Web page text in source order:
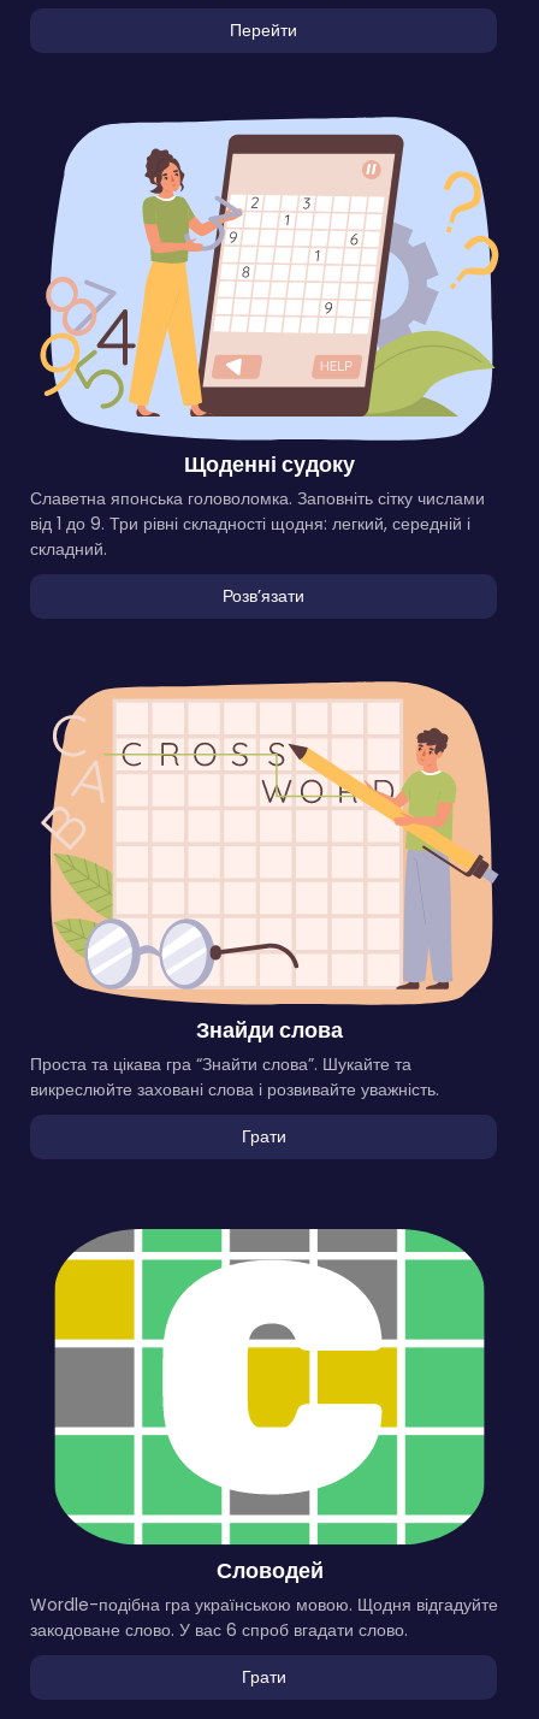
Перейти
Щоденні судоку
Славетна японська головоломка. Заповніть сітку числами
від 1 до 9. Три рівні складності щодня: легкий, середній і
складний.
Розвʼязати
Знайди слова
Проста та цікава гра “Знайти слова”. Шукайте та
викреслюйте заховані слова і розвивайте уважність.
Грати
Словодей
Wordle-подібна гра українською мовою. Щодня відгадуйте
закодоване слово. У вас 6 спроб вгадати слово.
Грати